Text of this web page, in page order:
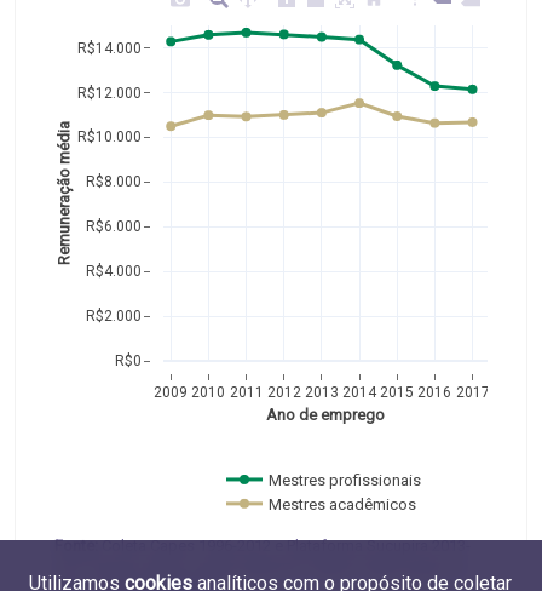
2009 2010 2011 2012 2013 2014 2015 2016 2017
R$0
R$2.000
R$4.000
R$6.000
R$8.000
R$10.000
R$12.000
R$14.000
Mestres profissionais
Mestres acadêmicos
Ano de emprego
Remuneração média
Fonte:Coleta Capes 1996-2012 e Plataforma Sucupira 2013-
Utilizamos cookies analíticos com o propósito de coletar